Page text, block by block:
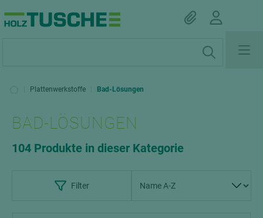
Plattenwerkstoffe Bad-Lösungen
BAD-LÖSUNGEN
104 Produkte in dieser Kategorie
Filter